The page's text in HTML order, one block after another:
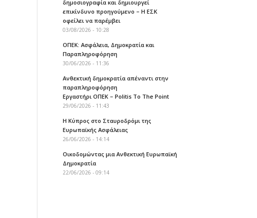
δημοσιογραφία και δημιουργεί
επικίνδυνο προηγούμενο – Η ΕΣΚ
οφείλει να παρέμβει
03/08/2026 - 10:28
ΟΠΕΚ: Ασφάλεια, Δημοκρατία και
Παραπληροφόρηση
30/06/2026 - 11:36
Ανθεκτική δημοκρατία απέναντι στην
παραπληροφόρηση
Εργαστήρι ΟΠΕΚ – Politis To The Point
29/06/2026 - 11:43
Η Κύπρος στο Σταυροδρόμι της
Ευρωπαϊκής Ασφάλειας
26/06/2026 - 14:14
Οικοδομώντας μια Ανθεκτική Ευρωπαϊκή
Δημοκρατία
22/06/2026 - 09:14